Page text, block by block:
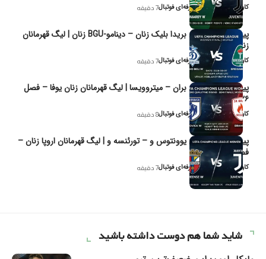
کاوه نیک‌فر، تحلیل‌گر حرفه‌ای فوتبال7 دقیقه
پیش‌بینی و تحلیل بریدا بلیک زنان – دینامو-BGU زنان | لیگ قهرمانان
زنان یوفا
کاوه نیک‌فر، تحلیل‌گر حرفه‌ای فوتبال7 دقیقه
پیش‌بینی و تحلیل بران – میتروویسا | لیگ قهرمانان زنان یوفا – فصل
۲۰۲۶
کاوه نیک‌فر، تحلیل‌گر حرفه‌ای فوتبال8 دقیقه
پیش‌بینی و تحلیل یوونتوس و – تورئنسه و | لیگ قهرمانان اروپا زنان –
فصل ۲۰۲۶
کاوه نیک‌فر، تحلیل‌گر حرفه‌ای فوتبال7 دقیقه
شاید شما هم دوست داشته باشید